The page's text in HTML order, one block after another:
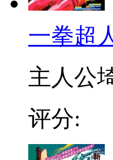
一拳超
主人公
评分: